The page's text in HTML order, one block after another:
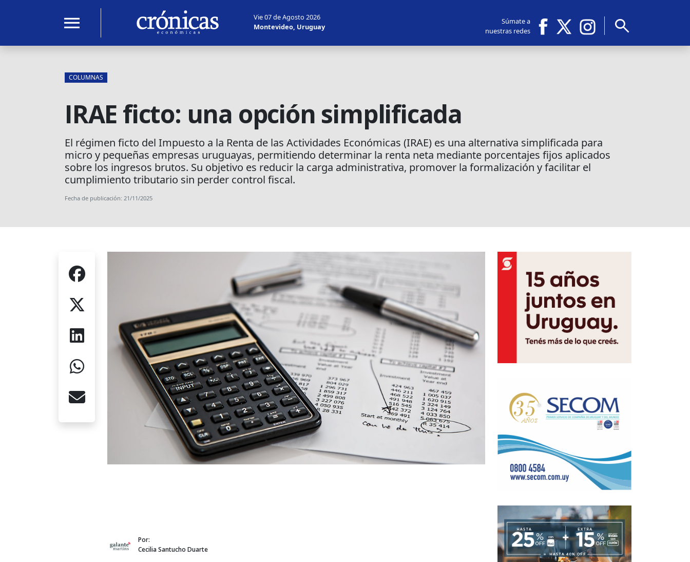
menu
Vie 07 de Agosto 2026
Montevideo, Uruguay
Súmate a
nuestras redes
search
COLUMNAS
IRAE ficto: una opción simplificada
El régimen ficto del Impuesto a la Renta de las Actividades Económicas (IRAE) es una alternativa simplificada para
micro y pequeñas empresas uruguayas, permitiendo determinar la renta neta mediante porcentajes fijos aplicados
sobre los ingresos brutos. Su objetivo es reducir la carga administrativa, promover la formalización y facilitar el
cumplimiento tributario sin perder control fiscal.
Fecha de publicación: 21/11/2025
Por:
Cecilia Santucho Duarte